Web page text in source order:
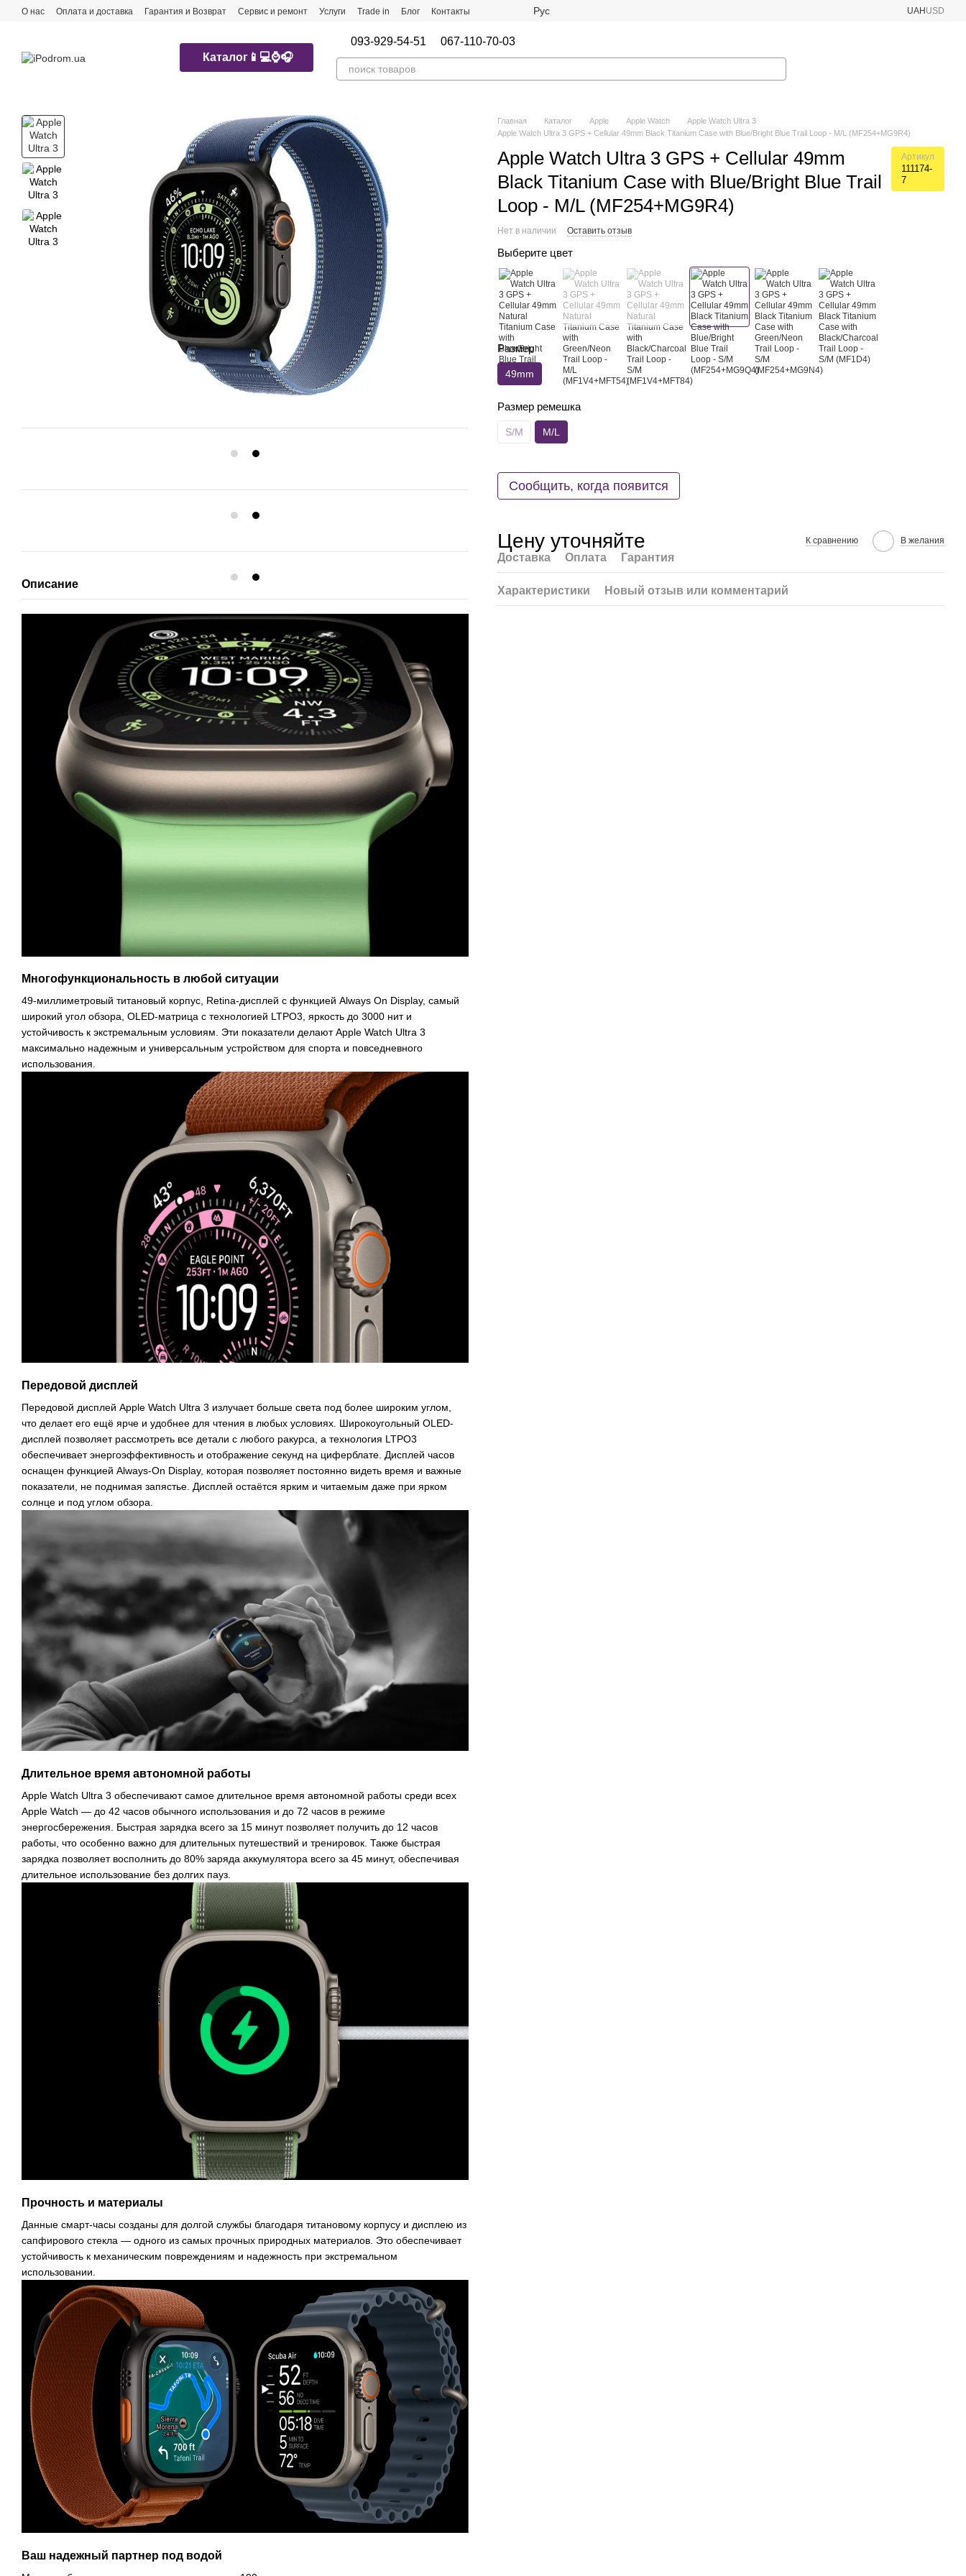
Перейти к основному контенту
О нас Оплата и доставка Гарантия и Возврат Сервис и ремонт Услуги Trade in Блог Контакты Рус UAH USD
Каталог📱💻⌚️🎧
093-929-54-51 067-110-70-03
Описание
Многофункциональность в любой ситуации
49-миллиметровый титановый корпус, Retina-дисплей с функцией Always On Display, самый
широкий угол обзора, OLED-матрица с технологией LTPO3, яркость до 3000 нит и
устойчивость к экстремальным условиям. Эти показатели делают Apple Watch Ultra 3
максимально надежным и универсальным устройством для спорта и повседневного
использования.
Передовой дисплей
Передовой дисплей Apple Watch Ultra 3 излучает больше света под более широким углом,
что делает его ещё ярче и удобнее для чтения в любых условиях. Широкоугольный OLED-
дисплей позволяет рассмотреть все детали с любого ракурса, а технология LTPO3
обеспечивает энергоэффективность и отображение секунд на циферблате. Дисплей часов
оснащен функцией Always-On Display, которая позволяет постоянно видеть время и важные
показатели, не поднимая запястье. Дисплей остаётся ярким и читаемым даже при ярком
солнце и под углом обзора.
Длительное время автономной работы
Apple Watch Ultra 3 обеспечивают самое длительное время автономной работы среди всех
Apple Watch — до 42 часов обычного использования и до 72 часов в режиме
энергосбережения. Быстрая зарядка всего за 15 минут позволяет получить до 12 часов
работы, что особенно важно для длительных путешествий и тренировок. Также быстрая
зарядка позволяет восполнить до 80% заряда аккумулятора всего за 45 минут, обеспечивая
длительное использование без долгих пауз.
Прочность и материалы
Данные смарт-часы созданы для долгой службы благодаря титановому корпусу и дисплею из
сапфирового стекла — одного из самых прочных природных материалов. Это обеспечивает
устойчивость к механическим повреждениям и надежность при экстремальном
использовании.
Ваш надежный партнер под водой
Главная Каталог Apple Apple Watch
Apple Watch Ultra 3
Apple Watch Ultra 3 GPS + Cellular 49mm Black Titanium Case with Blue/Bright Blue Trail Loop - M/L (MF254+MG9R4)
Apple Watch Ultra 3 GPS + Cellular 49mm
Black Titanium Case with Blue/Bright Blue Trail
Loop - M/L (MF254+MG9R4)
Артикул
111174-
7
Нет в наличии Оставить отзыв
Выберите цвет
Размер
49mm
Размер ремешка
S/M M/L
Сообщить, когда появится
Цену уточняйте К сравнению В желания
Доставка Оплата Гарантия
Характеристики Новый отзыв или комментарий